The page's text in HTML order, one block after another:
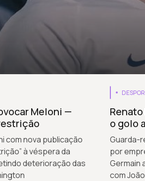
Meloni —
com nova publicação
à véspera da
deterioração das
o golo
Guarda-
por
Germain
com